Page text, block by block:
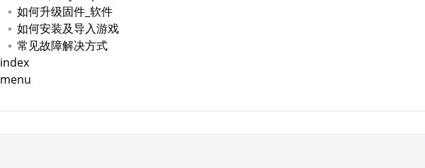
如何升级固件_软件
如何安装及导入游戏
常见故障解决方式
index
menu